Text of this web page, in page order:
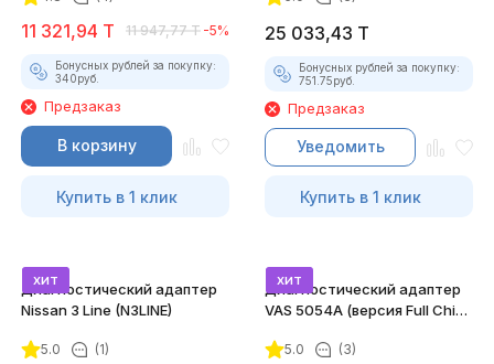
11 321,94 T 11 947,77 T -5%
Бонусных рублей за покупку:
340руб.
Предзаказ
В корзину
Купить в 1 клик
25 033,43 T
Бонусных рублей за покупку:
751.75руб.
Предзаказ
Уведомить
Купить в 1 клик
хит
Диагностический адаптер
Nissan 3 Line (N3LINE)
5.0 (1)
хит
Диагностический адаптер
VAS 5054A (версия Full Chip
ODIS Engineering 14.1
5.0 (3)